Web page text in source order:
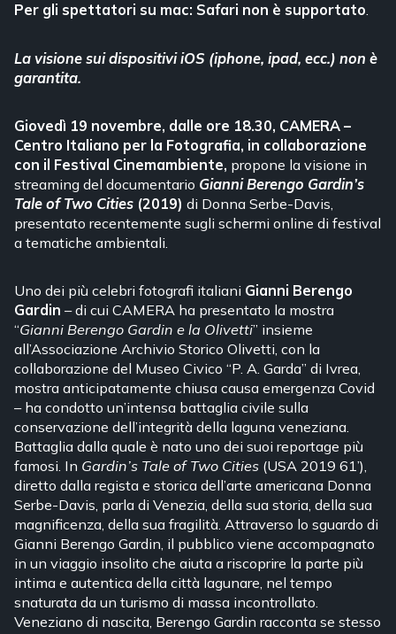
Per gli spettatori su mac: Safari non è supportato.
La visione sui dispositivi iOS (iphone, ipad, ecc.) non è
garantita.
Giovedì 19 novembre, dalle ore 18.30, CAMERA –
Centro Italiano per la Fotografia, in collaborazione
con il Festival Cinemambiente, propone la visione in
streaming del documentario Gianni Berengo Gardin’s
Tale of Two Cities (2019)di Donna Serbe-Davis,
presentato recentemente sugli schermi online di festival
a tematiche ambientali.
Uno dei più celebri fotografi italiani Gianni Berengo
Gardin – di cui CAMERA ha presentato la mostra
“Gianni Berengo Gardin e la Olivetti” insieme
all’Associazione Archivio Storico Olivetti, con la
collaborazione del Museo Civico “P. A. Garda” di Ivrea,
mostra anticipatamente chiusa causa emergenza Covid
– ha condotto un’intensa battaglia civile sulla
conservazione dell’integrità della laguna veneziana.
Battaglia dalla quale è nato uno dei suoi reportage più
famosi. In Gardin’s Tale of Two Cities (USA 2019 61’),
diretto dalla regista e storica dell’arte americana Donna
Serbe-Davis, parla di Venezia, della sua storia, della sua
magnificenza, della sua fragilità. Attraverso lo sguardo di
Gianni Berengo Gardin, il pubblico viene accompagnato
in un viaggio insolito che aiuta a riscoprire la parte più
intima e autentica della città lagunare, nel tempo
snaturata da un turismo di massa incontrollato.
Veneziano di nascita, Berengo Gardin racconta se stesso